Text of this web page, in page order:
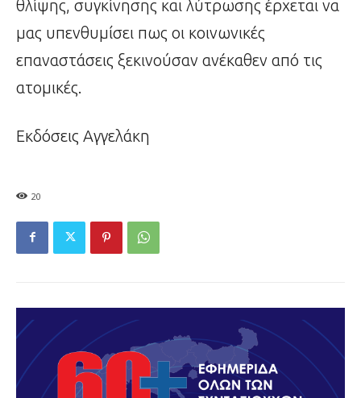
θλίψης, συγκίνησης και λύτρωσης έρχεται να
μας υπενθυμίσει πως οι κοινωνικές
επαναστάσεις ξεκινούσαν ανέκαθεν από τις
ατομικές.
Εκδόσεις Αγγελάκη
20